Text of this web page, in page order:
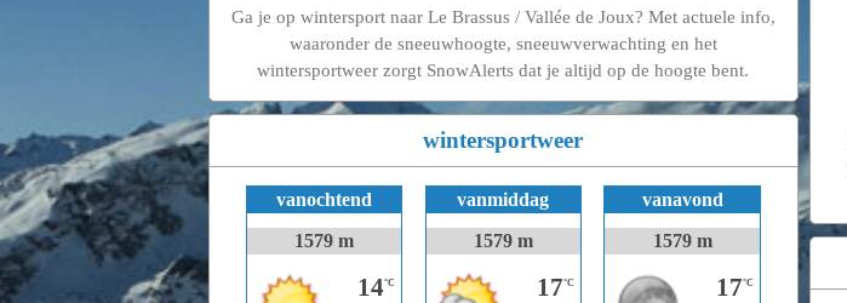
Ga je op wintersport naar Le Brassus / Vallée de Joux? Met actuele info,
waaronder de sneeuwhoogte, sneeuwverwachting en het
wintersportweer zorgt SnowAlerts dat je altijd op de hoogte bent.
wintersportweer
vanochtend
1579 m
14°C
vanmiddag
1579 m
17°C
vanavond
1579 m
17°C